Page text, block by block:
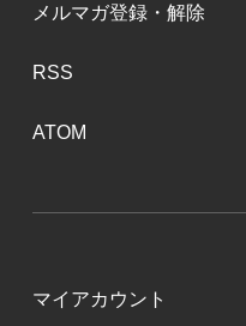
メルマガ登録・解除
RSS
ATOM
マイアカウント